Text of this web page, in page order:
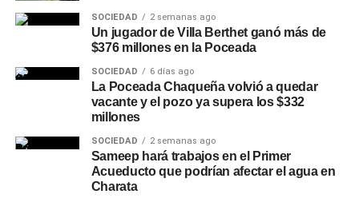
SOCIEDAD 2 semanas ago
Un jugador de Villa Berthet ganó más de
$376 millones en la Poceada
SOCIEDAD 6 días ago
La Poceada Chaqueña volvió a quedar
vacante y el pozo ya supera los $332
millones
SOCIEDAD 2 semanas ago
Sameep hará trabajos en el Primer
Acueducto que podrían afectar el agua en
Charata